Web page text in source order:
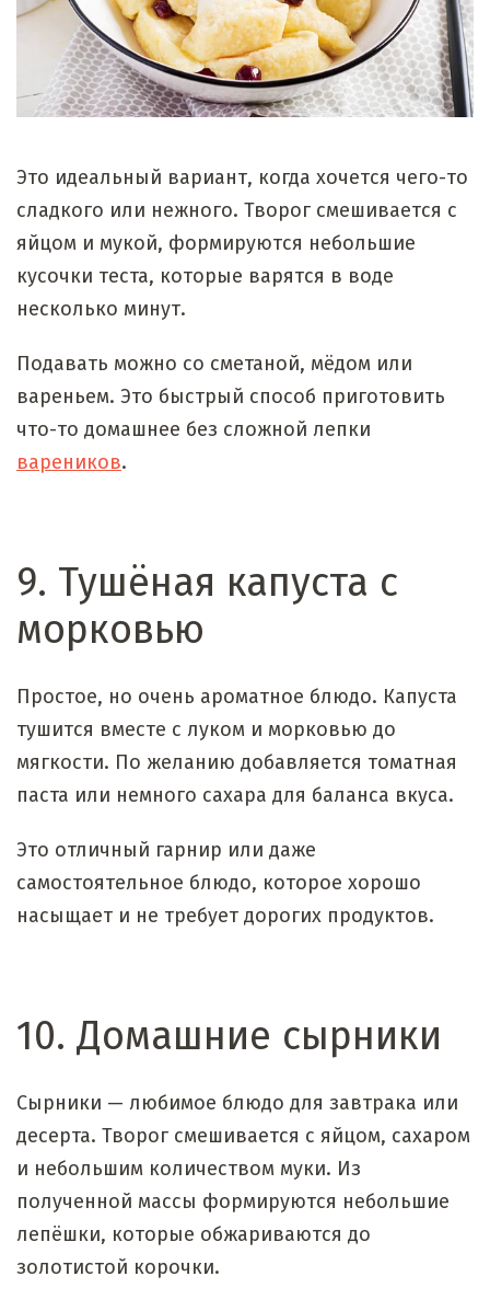
Это идеальный вариант, когда хочется чего-то
сладкого или нежного. Творог смешивается с
яйцом и мукой, формируются небольшие
кусочки теста, которые варятся в воде
несколько минут.
Подавать можно со сметаной, мёдом или
вареньем. Это быстрый способ приготовить
что-то домашнее без сложной лепки
вареников.
9. Тушёная капуста с
морковью
Простое, но очень ароматное блюдо. Капуста
тушится вместе с луком и морковью до
мягкости. По желанию добавляется томатная
паста или немного сахара для баланса вкуса.
Это отличный гарнир или даже
самостоятельное блюдо, которое хорошо
насыщает и не требует дорогих продуктов.
10. Домашние сырники
Сырники — любимое блюдо для завтрака или
десерта. Творог смешивается с яйцом, сахаром
и небольшим количеством муки. Из
полученной массы формируются небольшие
лепёшки, которые обжариваются до
золотистой корочки.